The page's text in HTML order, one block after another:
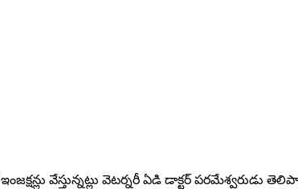
వేస్తున్నట్లు వెటర్నరీ ఏడి డాక్టర్ పరమేశ్వరుడు